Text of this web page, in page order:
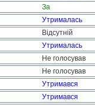
За
Утрималась
Відсутній
Утрималась
Не голосував
Не голосував
Утримався
Утримався